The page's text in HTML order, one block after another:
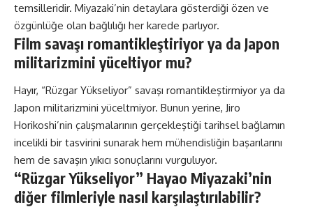
temsilleridir. Miyazaki’nin detaylara gösterdiği özen ve
özgünlüğe olan bağlılığı her karede parlıyor.
Film savaşı romantikleştiriyor ya da Japon
militarizmini yüceltiyor mu?
Hayır, “Rüzgar Yükseliyor” savaşı romantikleştirmiyor ya da
Japon militarizmini yüceltmiyor. Bunun yerine, Jiro
Horikoshi’nin çalışmalarının gerçekleştiği tarihsel bağlamın
incelikli bir tasvirini sunarak hem mühendisliğin başarılarını
hem de savaşın yıkıcı sonuçlarını vurguluyor.
“Rüzgar Yükseliyor” Hayao Miyazaki’nin
diğer filmleriyle nasıl karşılaştırılabilir?